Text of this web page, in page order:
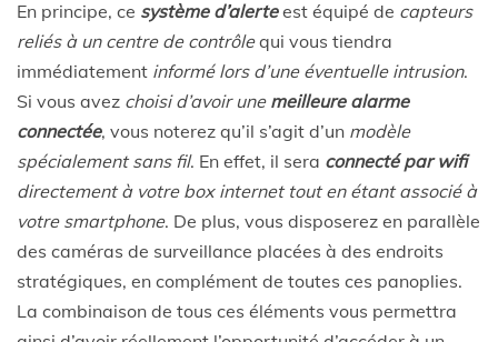
En principe, ce système d’alerteest équipé de capteurs
reliés à un centre de contrôlequi vous tiendra
immédiatement informé lors d’une éventuelle intrusion.
Si vous avez choisi d’avoir une meilleure alarme
connectée, vous noterez qu’il s’agit d’un modèle
spécialement sans fil. En effet, il sera connecté par wifi
directement à votre box internet tout en étant associé à
votre smartphone. De plus, vous disposerez en parallèle
des caméras de surveillance placées à des endroits
stratégiques, en complément de toutes ces panoplies.
La combinaison de tous ces éléments vous permettra